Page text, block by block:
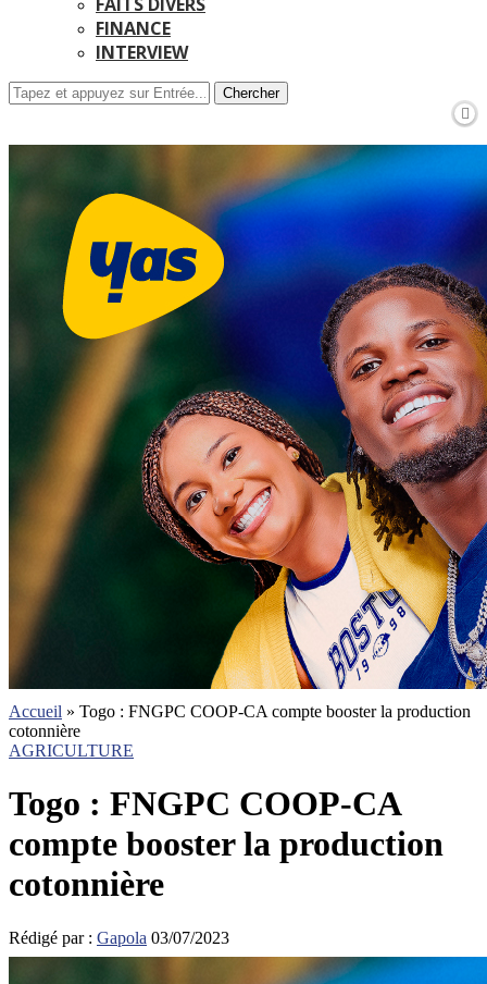
FINANCE
INTERVIEW
Chercher
Accueil » Togo : FNGPC COOP-CA compte booster la production
cotonnière
AGRICULTURE
Togo : FNGPC COOP-CA
compte booster la production
cotonnière
Rédigé par : Gapola 03/07/2023